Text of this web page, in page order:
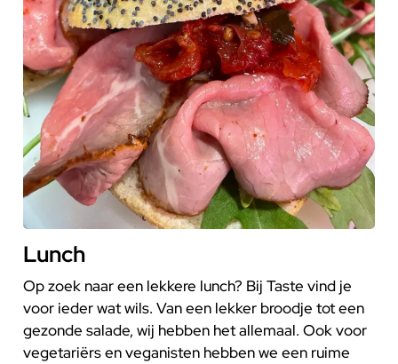
Lunch
Op zoek naar een lekkere lunch? Bij Taste vind je
voor ieder wat wils. Van een lekker broodje tot een
gezonde salade, wij hebben het allemaal. Ook voor
vegetariërs en veganisten hebben we een ruime